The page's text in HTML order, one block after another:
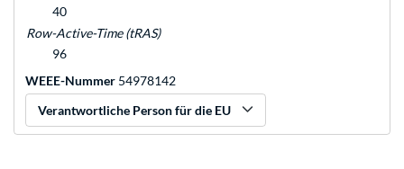
40
Row-Active-Time (tRAS)
96
WEEE-Nummer 54978142
Verantwortliche Person für die EU